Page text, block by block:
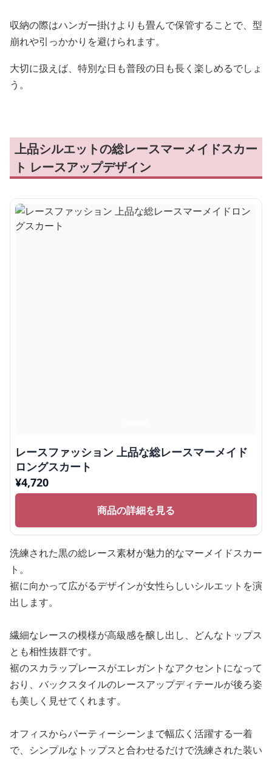
収納の際はハンガー掛けよりも畳んで保管することで、型
崩れや引っかかりを避けられます。
大切に扱えば、特別な日も普段の日も長く楽しめるでしょ
う。
上品シルエットの総レースマーメイドスカー
ト レースアップデザイン
レースファッション 上品な総レースマーメイド
ロングスカート
¥4,720
商品の詳細を見る
洗練された黒の総レース素材が魅力的なマーメイドスカー
ト。
裾に向かって広がるデザインが女性らしいシルエットを演
出します。
繊細なレースの模様が高級感を醸し出し、どんなトップス
とも相性抜群です。
裾のスカラップレースがエレガントなアクセントになって
おり、バックスタイルのレースアップディテールが後ろ姿
も美しく見せてくれます。
オフィスからパーティーシーンまで幅広く活躍する一着
で、シンプルなトップスと合わせるだけで洗練された装い